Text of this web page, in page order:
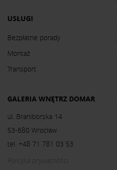
USŁUGI
Bezpłatne porady
Montaż
Transport
GALERIA WNĘTRZ DOMAR
ul. Braniborska 14
53-680 Wrocław
tel. +48 71 781 03 53